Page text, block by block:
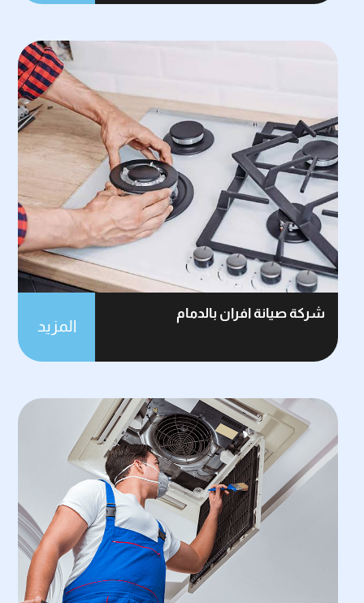
شركة صيانة افران بالدمام
المزيد